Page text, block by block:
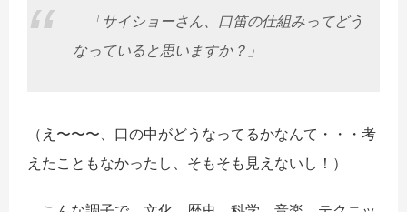
「サイショーさん、口笛の仕組みってどう
なっていると思いますか？」
（え〜〜〜、口の中がどうなってるかなんて・・・考
えたこともなかったし、そもそも見えないし！）